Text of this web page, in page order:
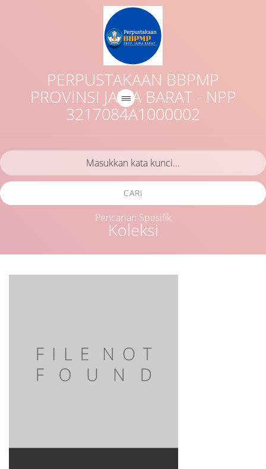
PERPUSTAKAAN BBPMP
PROVINSI JAWA BARAT - NPP
3217084A1000002
Koleksi
CARI
Pencarian Spesifik